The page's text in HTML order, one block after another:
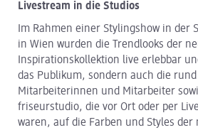
Livestream in die Studios
Im Rahmen einer Stylingshow in der
in Wien wurden die Trendlooks der
Inspirationskollektion live erlebbar
das Publikum, sondern auch die rund
Mitarbeiterinnen und Mitarbeiter
friseurstudio, die vor Ort oder per
waren, auf die Farben und Styles der